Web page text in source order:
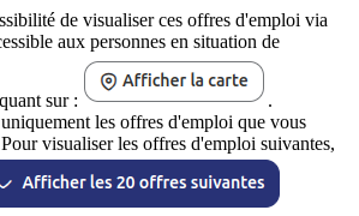
de visualiser ces offres d'emploi via
aux personnes en situation de
sur :
.
les offres d'emploi que vous
visualiser les offres d'emploi suivantes,